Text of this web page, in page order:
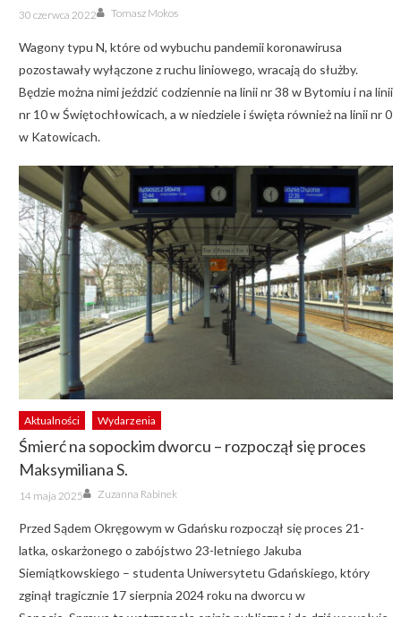
Posted
on
30 czerwca 2022 Author
Tomasz Mokos
Wagony typu N, które od wybuchu pandemii koronawirusa
pozostawały wyłączone z ruchu liniowego, wracają do służby.
Będzie można nimi jeździć codziennie na linii nr 38 w Bytomiu i na linii
nr 10 w Świętochłowicach, a w niedziele i święta również na linii nr 0
w Katowicach.
Aktualności Wydarzenia
Śmierć na sopockim dworcu – rozpoczął się proces
Maksymiliana S.
Posted
on
14 maja 2025 Author
Zuzanna Rabinek
Przed Sądem Okręgowym w Gdańsku rozpoczął się proces 21-
latka, oskarżonego o zabójstwo 23-letniego Jakuba
Siemiątkowskiego – studenta Uniwersytetu Gdańskiego, który
zginął tragicznie 17 sierpnia 2024 roku na dworcu w